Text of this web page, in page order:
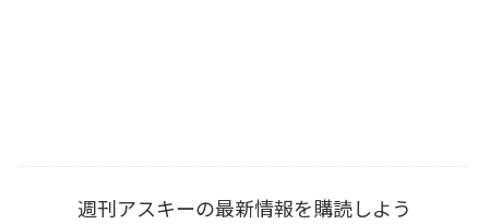
週刊アスキーの最新情報を購読しよう